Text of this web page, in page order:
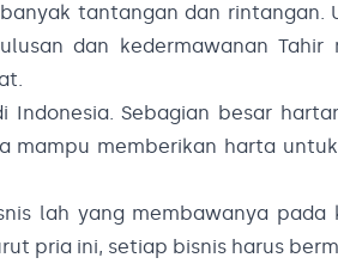
tantangan dan
dan kedermawanan
Indonesia. Sebagian besar
mampu memberikan harta
lah yang membawanya
pria ini, setiap bisnis harus